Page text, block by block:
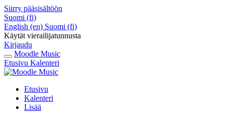
Siirry pääsisältöön
Suomi ‎(fi)‎
English ‎(en)‎ Suomi ‎(fi)‎
Käytät vierailijatunnusta
Kirjaudu
Moodle Music
Etusivu Kalenteri
Etusivu
Kalenteri
Lisää